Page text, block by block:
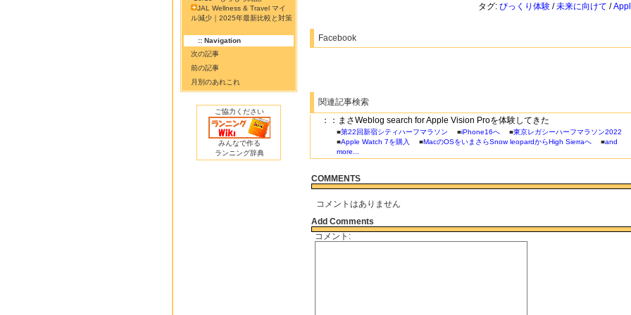
JAL Wellness & Travel マイ
ル減少｜2025年最新比較と対策
:: Navigation
次の記事
前の記事
月別のあれこれ
ご協力ください
みんなで作る
ランニング辞典
タグ: びっくり体験 /未来に向けて /
Facebook
関連記事検索
：：まさWeblog search for Apple Vision Proを体験してきた
■第22回新宿シティハーフマラソン ■iPhone16へ ■東京レガシーハーフマラソン2022
■Apple Watch 7を購入 ■MacのOSをいまさらSnow leopardからHigh Sierra​へ ■and
more...
COMMENTS
コメントはありません
Add Comments
コメント: